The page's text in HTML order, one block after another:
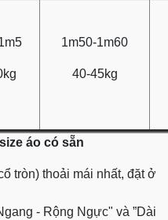
1m50-1m60
40-45kg
áo có sẵn
tròn) thoải mái nhất, đặt ở
- Rộng Ngực" và ”Dài